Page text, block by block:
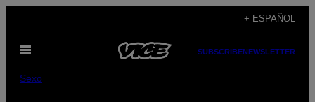
contenido
+ ESPAÑOL
Abrir
SUBSCRIBENEWSLETTER
Sexo